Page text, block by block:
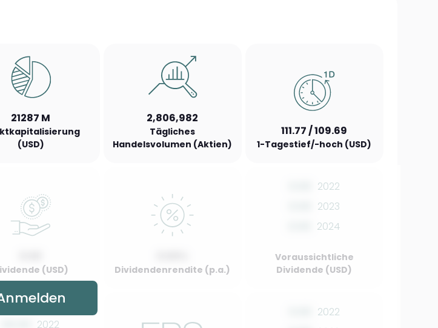
21287 M
(USD)
2,806,982
Tägliches
Handelsvolumen (Aktien)
111.77 / 109.69
1-Tagestief/-hoch (USD)
(USD) Dividendenrendite (p.a.)
2022
2023
2024
Voraussichtliche
Dividende (USD)
2022
2022